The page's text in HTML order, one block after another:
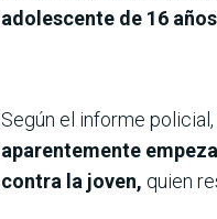
adolescente de 16 años
Según el informe
aparentemente
contra la joven, quien